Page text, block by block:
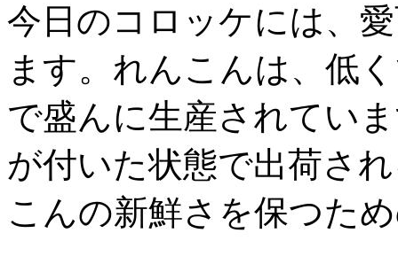
今日のコロッケには、
ます。れんこんは、低
で盛んに生産されてい
が付いた状態で出荷さ
こんの新鮮さを保つた